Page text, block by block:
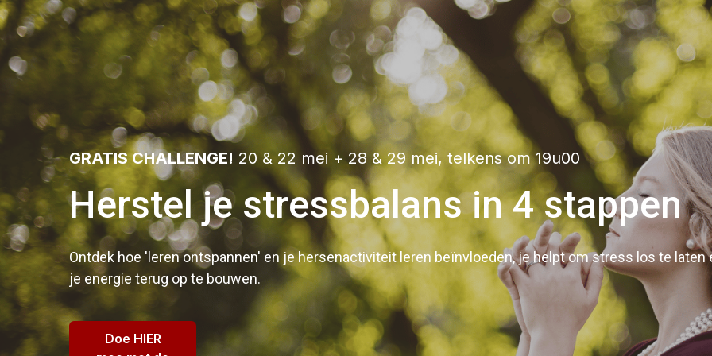
GRATIS CHALLENGE! 20 & 22 mei + 28 & 29 mei, telkens om 19u00
Herstel je stressbalans in 4 stappen
Ontdek hoe 'leren ontspannen' en je hersenactiviteit leren beïnvloeden, je helpt om stress los te laten
je energie terug op te bouwen.
Doe HIER